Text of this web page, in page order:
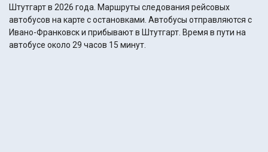
Штутгарт в 2026 года. Маршруты следования рейсовых
автобусов на карте с остановками. Автобусы отправляются с
Ивано-Франковск и прибывают в Штутгарт. Время в пути на
автобусе около 29 часов 15 минут.